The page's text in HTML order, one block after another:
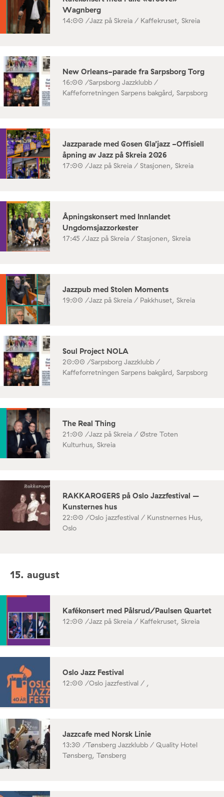
Wagnberg
14:00 /Jazz på Skreia / Kaffekruset, Skreia
New Orleans-parade fra Sarpsborg Torg
16:00 /Sarpsborg Jazzklubb /
Kaffeforretningen Sarpens bakgård, Sarpsborg
Jazzparade med Gosen Gla’jazz -Offisiell
åpning av Jazz på Skreia 2026
17:00 /Jazz på Skreia / Stasjonen, Skreia
Åpningskonsert med Innlandet
Ungdomsjazzorkester
17:45 /Jazz på Skreia / Stasjonen, Skreia
Jazzpub med Stolen Moments
19:00 /Jazz på Skreia / Pakkhuset, Skreia
Soul Project NOLA
20:00 /Sarpsborg Jazzklubb /
Kaffeforretningen Sarpens bakgård, Sarpsborg
The Real Thing
21:00 /Jazz på Skreia / Østre Toten
Kulturhus, Skreia
RAKKAROGERS på Oslo Jazzfestival –
Kunsternes hus
22:00 /Oslo jazzfestival / Kunstnernes Hus,
Oslo
15. august
Kafékonsert med Pålsrud/Paulsen Quartet
12:00 /Jazz på Skreia / Kaffekruset, Skreia
Oslo Jazz Festival
12:00 /Oslo jazzfestival / ,
Jazzcafe med Norsk Linie
13:30 /Tønsberg Jazzklubb / Quality Hotel
Tønsberg, Tønsberg